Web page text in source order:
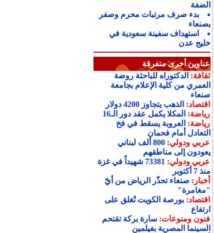
الضفة
بدء صرف مرتبات محرم وصفر
بصنعاء
استهداف سفينة سعودية في
خليج عدن
عناوين أخرى متفرقة
ثقافة: الدكتوراه للباحثة روضة
العمري من كلية الإعلام بجامعة
صنعاء
اقتصاد: الذهب يتجاوز 4200 دولار
رياضة: المكلا يكمل عقد دور الـ16
رياضة: العروبة يسقط في فخ
التعادل أمام فحمان
عربي ودولي:
800 ألف لبناني
يعودون إلى مناطقهم
عربي ودولي:
73381 شهيداً في غزة
منذ 7 أكتوبر
أخبار: صنعاء تحذّر الرياض من أيّ
"مغامرة"
اقتصاد:بورصة الكويت تُغلق على
ارتفاع
فنون ومنوعات:سارة بركة تقتحم
السينما المصرية بفيلمين